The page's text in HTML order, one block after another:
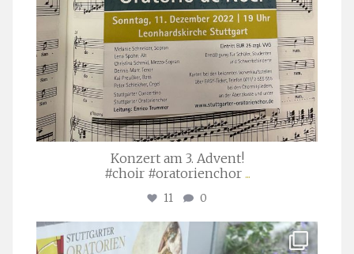
Konzert am 3. Advent!
#choir #oratorienchor ...
11 0
stuttgarter_oratorienchor
Juli 23